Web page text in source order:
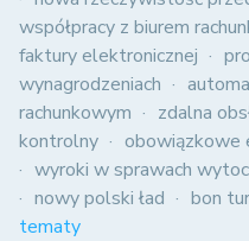
współpracy z biurem
faktury elektronicznej
wynagrodzeniach
rachunkowym
zdalna
kontrolny
obowiązkowe
wyroki w sprawach
nowy polski ład
bon
tematy